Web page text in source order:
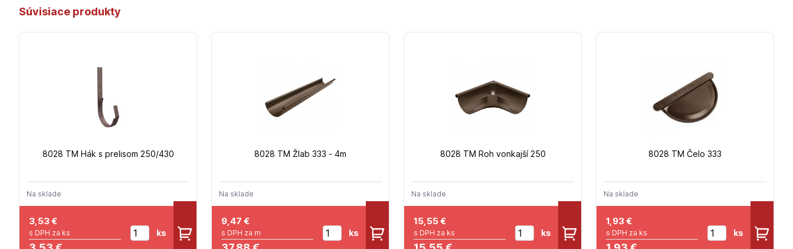
Súvisiace produkty
8028 TM Hák s prelisom 250/430
Na sklade
3,53€
s DPH za ks ks
8028 TM Žlab 333 - 4m
Na sklade
9,47 €
s DPH za m ks
8028 TM Roh vonkajší 250
Na sklade
15,55€
s DPH za ks ks
8028 TM Čelo 333
Na sklade
1,93€
s DPH za ks ks